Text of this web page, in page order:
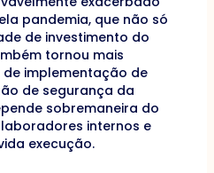
pandemia, que não só
de investimento do
tornou mais
implementação de
de segurança da
sobremaneira do
internos e
execução.